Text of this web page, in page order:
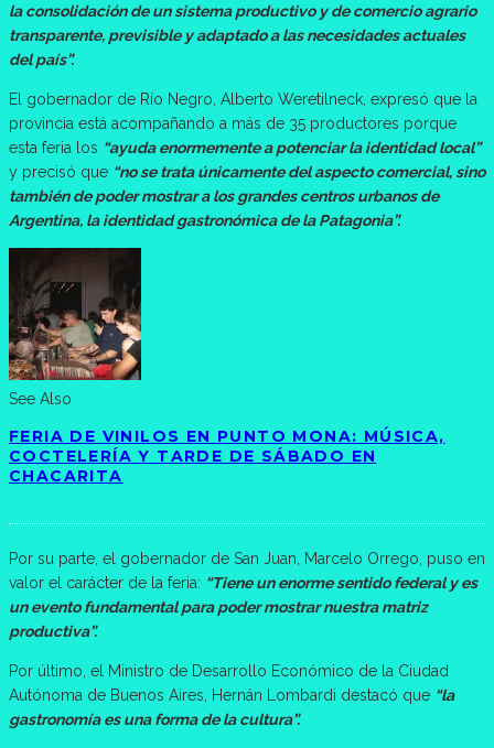
la consolidación de un sistema productivo y de comercio agrario
transparente, previsible y adaptado a las necesidades actuales
del país”.
El gobernador de Río Negro, Alberto Weretilneck, expresó que la
provincia está acompañando a más de 35 productores porque
esta feria los “ayuda enormemente a potenciar la identidad local”
y precisó que “no se trata únicamente del aspecto comercial, sino
también de poder mostrar a los grandes centros urbanos de
Argentina, la identidad gastronómica de la Patagonia”.
See Also
FERIA DE VINILOS EN PUNTO MONA: MÚSICA,
COCTELERÍA Y TARDE DE SÁBADO EN
CHACARITA
Por su parte, el gobernador de San Juan, Marcelo Orrego, puso en
valor el carácter de la feria: “Tiene un enorme sentido federal y es
un evento fundamental para poder mostrar nuestra matriz
productiva”.
Por último, el Ministro de Desarrollo Económico de la Ciudad
Autónoma de Buenos Aires, Hernán Lombardi destacó que “la
gastronomía es una forma de la cultura”.